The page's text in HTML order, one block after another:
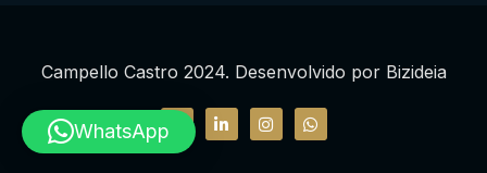
Campello Castro 2024. Desenvolvido por Bizideia
WhatsApp